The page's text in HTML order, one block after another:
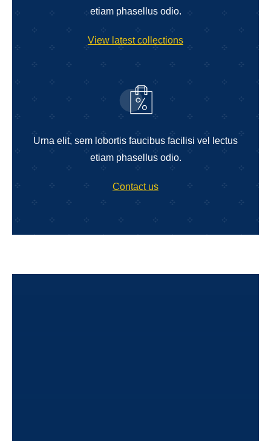
etiam phasellus odio.
View latest collections
Urna elit, sem lobortis faucibus facilisi vel lectus
etiam phasellus odio.
Contact us